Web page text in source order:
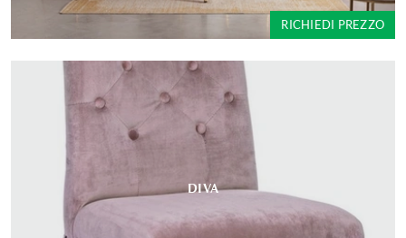
RICHIEDI PREZZO
DIVA